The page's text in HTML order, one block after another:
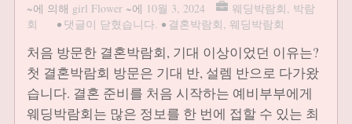
~에 의해 girl Flower ~에 10월 3, 2024 웨딩박람회, 박람
회
• 댓글이 닫혔습니다. • 결혼박람회, 웨딩박람회
처음 방문한 결혼박람회, 기대 이상이었던 이유는?
첫 결혼박람회 방문은 기대 반, 설렘 반으로 다가왔
습니다. 결혼 준비를 처음 시작하는 예비부부에게
웨딩박람회는 많은 정보를 한 번에 접할 수 있는 최